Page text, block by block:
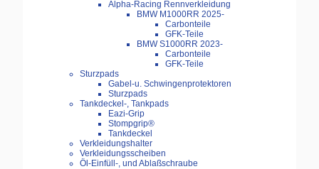
Alpha-Racing Rennverkleidung
BMW M1000RR 2025-
Carbonteile
GFK-Teile
BMW S1000RR 2023-
Carbonteile
GFK-Teile
Sturzpads
Gabel-u. Schwingenprotektoren
Sturzpads
Tankdeckel-, Tankpads
Eazi-Grip
Stompgrip®
Tankdeckel
Verkleidungshalter
Verkleidungsscheiben
Öl-Einfüll-, und Ablaßschraube